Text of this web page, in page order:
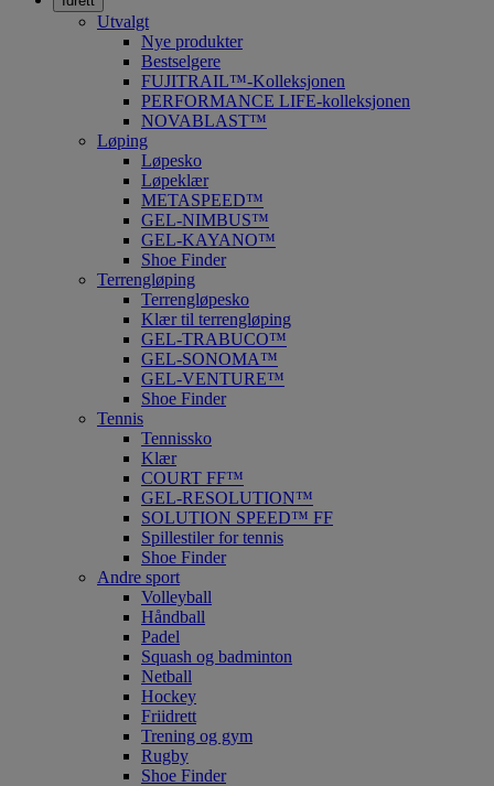
Utvalgt
Nye produkter
Bestselgere
FUJITRAIL™-Kolleksjonen
PERFORMANCE LIFE-kolleksjonen
NOVABLAST™
Løping
Løpesko
Løpeklær
METASPEED™
GEL-NIMBUS™
GEL-KAYANO™
Shoe Finder
Terrengløping
Terrengløpesko
Klær til terrengløping
GEL-TRABUCO™
GEL-SONOMA™
GEL-VENTURE™
Shoe Finder
Tennis
Tennissko
Klær
COURT FF™
GEL-RESOLUTION™
SOLUTION SPEED™ FF
Spillestiler for tennis
Shoe Finder
Andre sport
Volleyball
Håndball
Padel
Squash og badminton
Netball
Hockey
Friidrett
Trening og gym
Rugby
Shoe Finder